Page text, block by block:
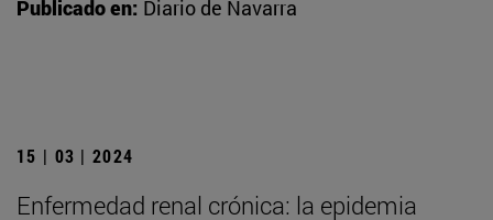
Publicado en: Diario de Navarra
15 | 03 | 2024
Enfermedad renal crónica: la epidemia